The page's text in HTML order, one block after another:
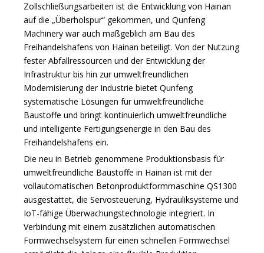
Zollschließungsarbeiten ist die Entwicklung von Hainan
auf die „Überholspur“ gekommen, und Qunfeng
Machinery war auch maßgeblich am Bau des
Freihandelshafens von Hainan beteiligt. Von der Nutzung
fester Abfallressourcen und der Entwicklung der
Infrastruktur bis hin zur umweltfreundlichen
Modernisierung der Industrie bietet Qunfeng
systematische Lösungen für umweltfreundliche
Baustoffe und bringt kontinuierlich umweltfreundliche
und intelligente Fertigungsenergie in den Bau des
Freihandelshafens ein.
Die neu in Betrieb genommene Produktionsbasis für
umweltfreundliche Baustoffe in Hainan ist mit der
vollautomatischen Betonproduktformmaschine QS1300
ausgestattet, die Servosteuerung, Hydrauliksysteme und
IoT-fähige Überwachungstechnologie integriert. In
Verbindung mit einem zusätzlichen automatischen
Formwechselsystem für einen schnellen Formwechsel